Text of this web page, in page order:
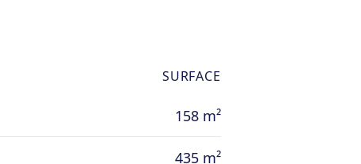
SURFACE
158 m²
435 m²